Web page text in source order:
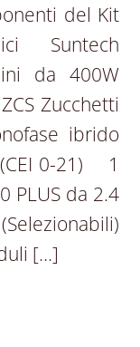
del Kit
Suntech
da 400W
Zucchetti
ibrido
0-21) 1
PLUS da 2.4
[…]